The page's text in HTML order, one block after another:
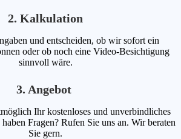
2. Kalkulation
und entscheiden, ob wir sofort ein
oder ob noch eine Video-Besichtigung
sinnvoll wäre.
3. Angebot
Ihr kostenloses und unverbindliches
Fragen? Rufen Sie uns an. Wir beraten
Sie gern.